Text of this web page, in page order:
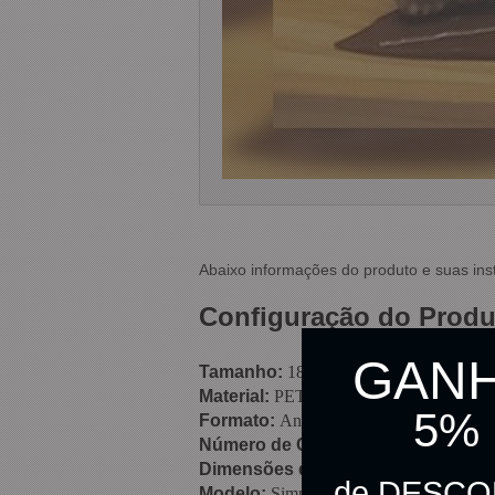
5%
Abaixo informações do produto e suas
Configuração do
Tamanho:18,5cm x 24,5cm;
Material:PET;
Formato:Animais da África;
Número de Cascas:
9 cascas;
Dimensões do Formato